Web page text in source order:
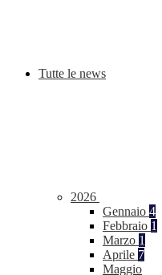
Tutte le news
2026
Gennaio 4
Febbraio 1
Marzo 1
Aprile 7
Maggio